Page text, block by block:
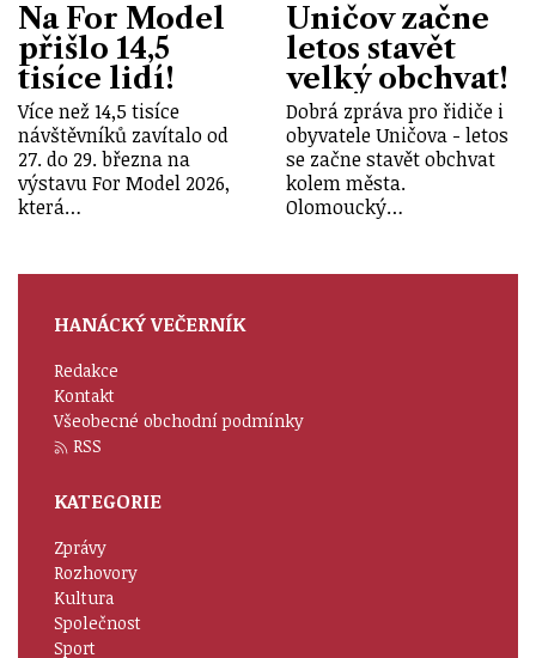
Na For Model
přišlo 14,5
tisíce lidí!
Více než 14,5 tisíce
návštěvníků zavítalo od
27. do 29. března na
výstavu For Model 2026,
která…
Uničov začne
letos stavět
velký obchvat!
Dobrá zpráva pro řidiče i
obyvatele Uničova - letos
se začne stavět obchvat
kolem města.
Olomoucký…
HANÁCKÝ VEČERNÍK
Redakce
Kontakt
Všeobecné obchodní podmínky
RSS
KATEGORIE
Zprávy
Rozhovory
Kultura
Společnost
Sport